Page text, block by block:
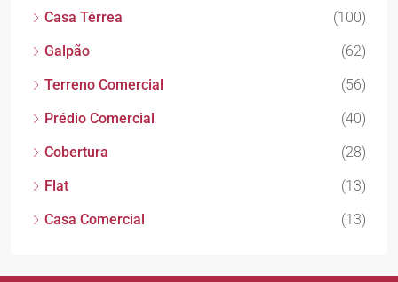
Casa Térrea
(100)
Galpão
(62)
Terreno Comercial
(56)
Prédio Comercial
(40)
Cobertura
(28)
Flat
(13)
Casa Comercial
(13)